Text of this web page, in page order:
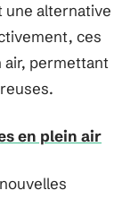
une alternative
ces
air, permettant
en plein air